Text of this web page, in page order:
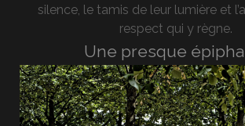
silence, le tamis de leur lumière et
respect qui y règne.
Une presque